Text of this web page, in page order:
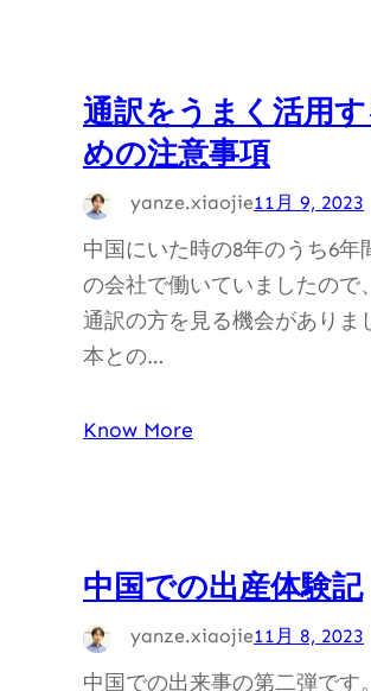
通訳をうまく活用
めの注意事項
yanze.xiaojie11月 9, 2023
中国にいた時の8年のうち6年
の会社で働いていましたので
通訳の方を見る機会がありま
本との…
Know More
中国での出産体験記
yanze.xiaojie11月 8, 2023
中国での出来事の第二弾です